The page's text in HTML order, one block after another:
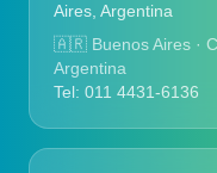
Aires, Argentina
🇦🇷 Buenos Aires ·
Argentina
Tel: 011 4431-6136